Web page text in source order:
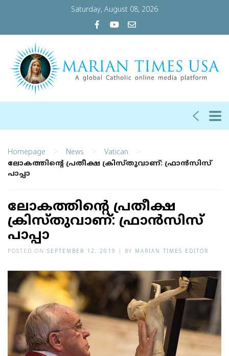
Saturday, August 08, 2026
Homepage > News > Vatican >
ലോകത്തിന്റെ പ്രതീക്ഷ ക്രിസ്തുവാണ്: ഫ്രാന്‍സിസ്
പാപ്പാ
ലോകത്തിന്റെ പ്രതീക്ഷ
ക്രിസ്തുവാണ്: ഫ്രാന്‍സിസ്
പാപ്പാ
POSTED ON SEPTEMBER 12, 2019 BY MARIAN TIMES EDITOR